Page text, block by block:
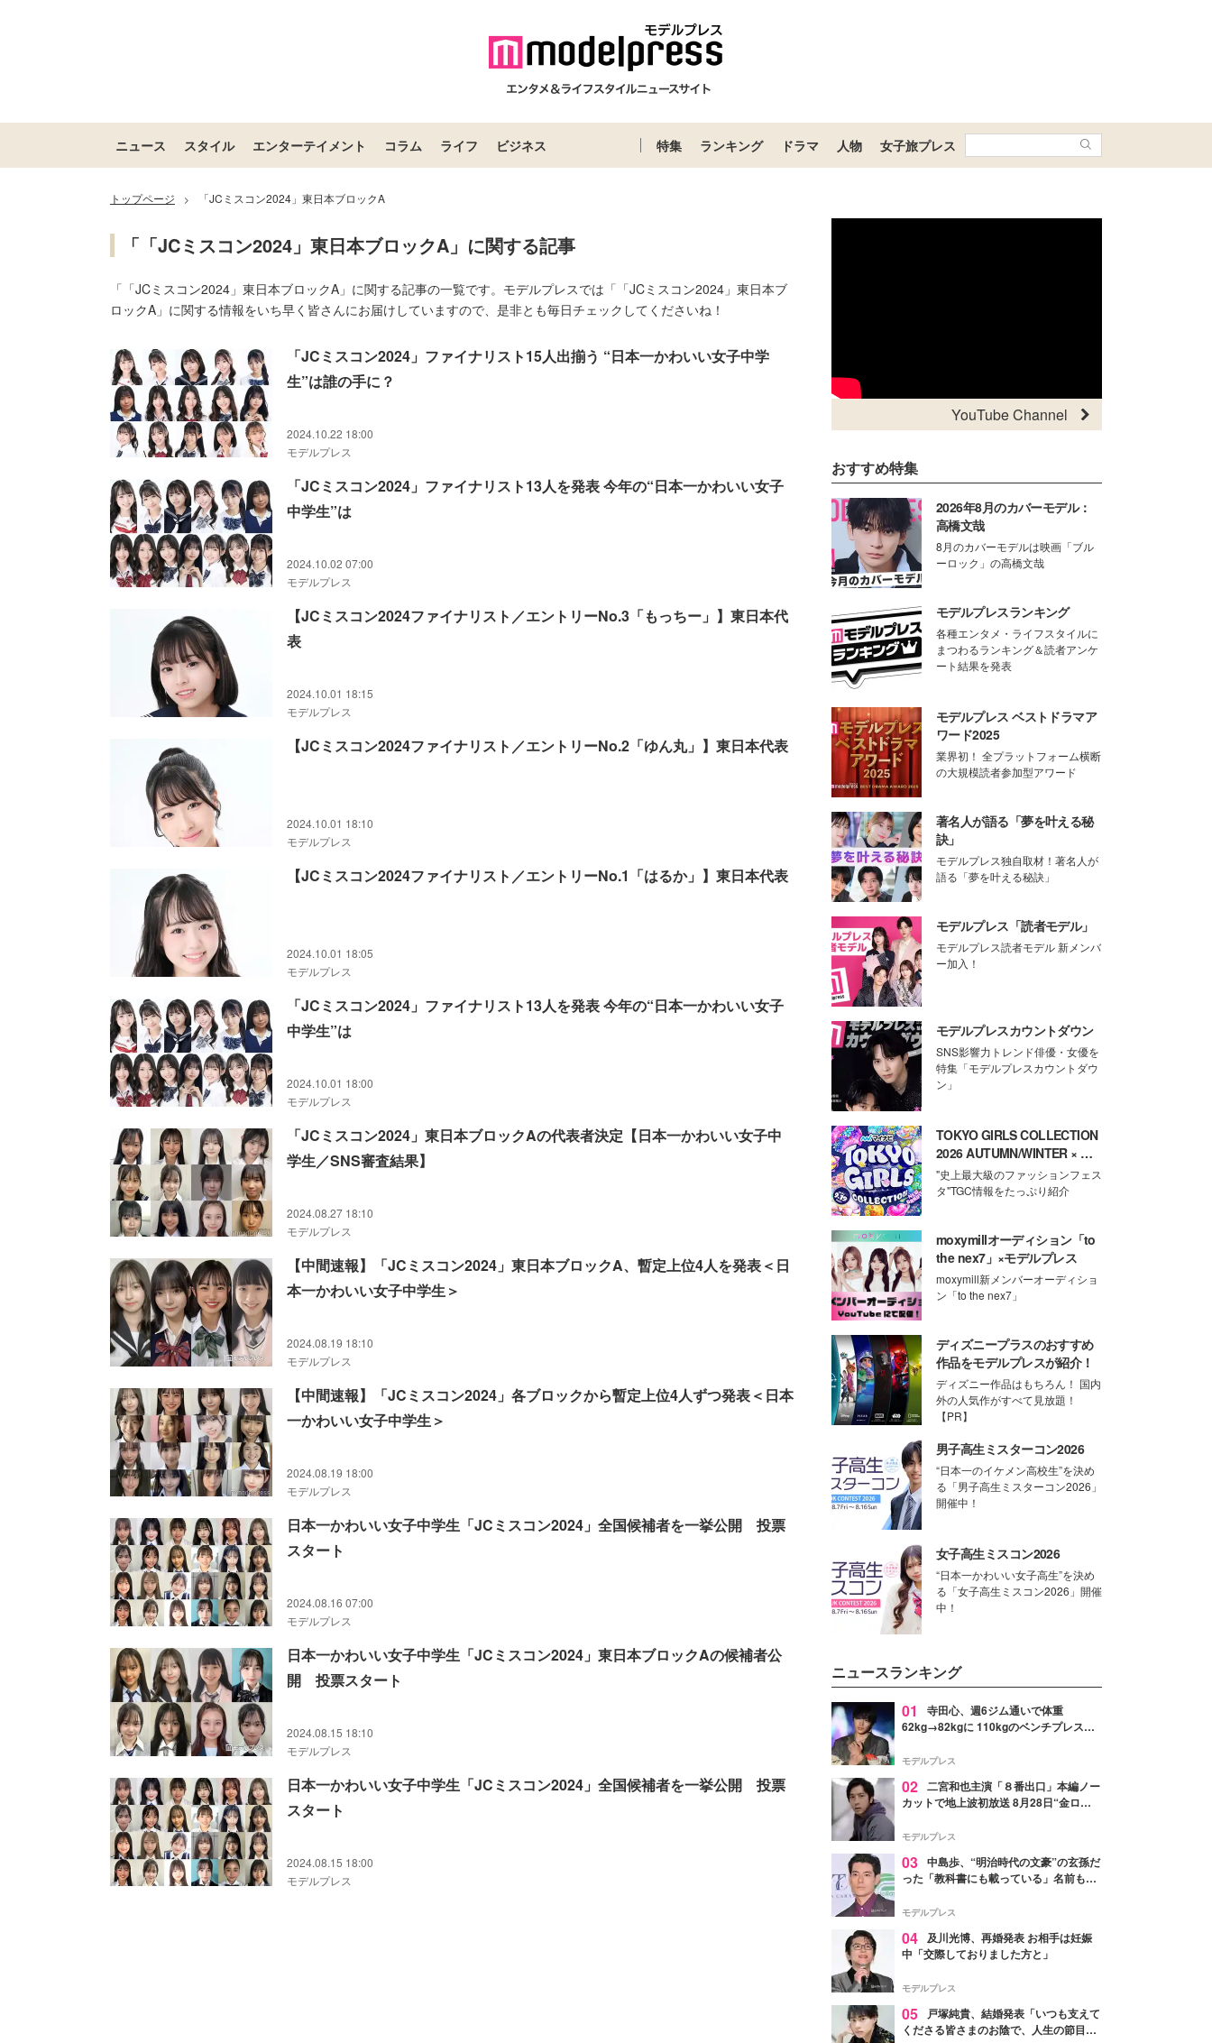
ニュース スタイル エンターテイメント コラム ライフ ビジネス 特集 ランキング ドラマ 人物 女子旅プレス
トップページ > 「JCミスコン2024」東日本ブロックA
「「JCミスコン2024」東日本ブロックA」に関する記事
「「JCミスコン2024」東日本ブロックA」に関する記事の一覧です。モデルプレスでは「「JCミスコン2024」東日本ブ
ロックA」に関する情報をいち早く皆さんにお届けしていますので、是非とも毎日チェックしてくださいね！
「JCミスコン2024」ファイナリスト15人出揃う “日本一かわいい女子中学
生”は誰の手に？
2024.10.22 18:00
モデルプレス
「JCミスコン2024」ファイナリスト13人を発表 今年の“日本一かわいい女子
中学生”は
2024.10.02 07:00
モデルプレス
【JCミスコン2024ファイナリスト／エントリーNo.3「もっちー」】東日本代
表
2024.10.01 18:15
モデルプレス
【JCミスコン2024ファイナリスト／エントリーNo.2「ゆん丸」】東日本代表
2024.10.01 18:10
モデルプレス
【JCミスコン2024ファイナリスト／エントリーNo.1「はるか」】東日本代表
2024.10.01 18:05
モデルプレス
「JCミスコン2024」ファイナリスト13人を発表 今年の“日本一かわいい女子
中学生”は
2024.10.01 18:00
モデルプレス
「JCミスコン2024」東日本ブロックAの代表者決定【日本一かわいい女子中
学生／SNS審査結果】
2024.08.27 18:10
モデルプレス
【中間速報】「JCミスコン2024」東日本ブロックA、暫定上位4人を発表＜日
本一かわいい女子中学生＞
2024.08.19 18:10
モデルプレス
【中間速報】「JCミスコン2024」各ブロックから暫定上位4人ずつ発表＜日本
一かわいい女子中学生＞
2024.08.19 18:00
モデルプレス
日本一かわいい女子中学生「JCミスコン2024」全国候補者を一挙公開 投票
スタート
2024.08.16 07:00
モデルプレス
日本一かわいい女子中学生「JCミスコン2024」東日本ブロックAの候補者公
開 投票スタート
2024.08.15 18:10
モデルプレス
日本一かわいい女子中学生「JCミスコン2024」全国候補者を一挙公開 投票
スタート
2024.08.15 18:00
モデルプレス
YouTube Channel
おすすめ特集
2026年8月のカバーモデル：
高橋文哉
8月のカバーモデルは映画「ブル
ーロック」の高橋文哉
モデルプレスランキング
各種エンタメ・ライフスタイルに
まつわるランキング＆読者アンケ
ート結果を発表
モデルプレス ベストドラマア
ワード2025
業界初！ 全プラットフォーム横断
の大規模読者参加型アワード
著名人が語る「夢を叶える秘
訣」
モデルプレス独自取材！著名人が
語る「夢を叶える秘訣」
モデルプレス「読者モデル」
モデルプレス読者モデル 新メンバ
ー加入！
モデルプレスカウントダウン
SNS影響力トレンド俳優・女優を
特集「モデルプレスカウントダウ
ン」
TOKYO GIRLS COLLECTION
2026 AUTUMN/WINTER × モ
デルプレス
"史上最大級のファッションフェス
タ"TGC情報をたっぷり紹介
moxymillオーディション「to
the nex7」×モデルプレス
moxymill新メンバーオーディショ
ン「to the nex7」
ディズニープラスのおすすめ
作品をモデルプレスが紹介！
ディズニー作品はもちろん！ 国内
外の人気作がすべて見放題！
【PR】
男子高生ミスターコン2026
“日本一のイケメン高校生”を決め
る「男子高生ミスターコン2026」
開催中！
女子高生ミスコン2026
“日本一かわいい女子高生”を決め
る「女子高生ミスコン2026」開催
中！
ニュースランキング
01
寺田心、週6ジム通いで体重
62kg→82kgに 110kgのベンチプレス持
「かっこいい」と反響
モデルプレス
02 二宮和也主演「８番出口」本編ノー
カットで地上波初放送 8月28日“金ロ
モデルプレス
03 中島歩、“明治時代の文豪”の玄孫だ
った「教科書にも載っている」名前も先
モデルプレス
04 及川光博、再婚発表 お相手は妊娠
中「交際しておりました方と」
モデルプレス
05
戸塚純貴、結婚発表「いつも支えて
くださる皆さまのお陰で、人生の節目を